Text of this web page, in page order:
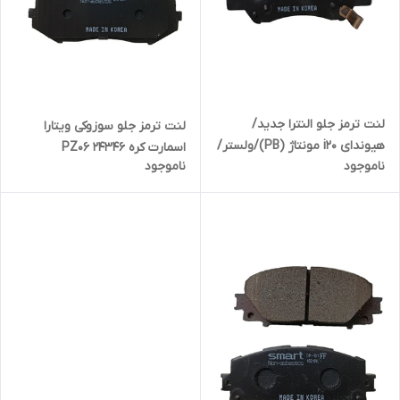
لنت ترمز جلو النترا جدید/
هیوندای i20 مونتاژ (PB)/ولستر/
سراتو جدید/سراتو کوپه جدید/
اپتیما/ریو جدید/اکسنت/آزرا
ناموجود
لنت ترمز جلو سوزوکی ویتارا
اسمارت کره 24346 PZ06
ناموجود